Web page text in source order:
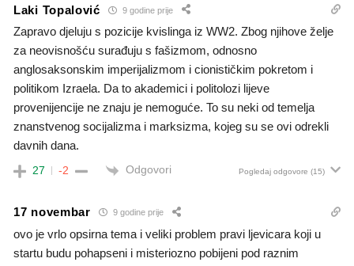
Laki Topalović 9 godine prije
Zapravo djeluju s pozicije kvislinga iz WW2. Zbog njihove želje
za neovisnošću surađuju s fašizmom, odnosno
anglosaksonskim imperijalizmom i cionističkim pokretom i
politikom Izraela. Da to akademici i politolozi lijeve
provenijencije ne znaju je nemoguće. To su neki od temelja
znanstvenog socijalizma i marksizma, kojeg su se ovi odrekli
davnih dana.
27 -2 Odgovori Pogledaj odgovore (15)
17 novembar 9 godine prije
ovo je vrlo opsirna tema i veliki problem pravi ljevicara koji u
startu budu pohapseni i misteriozno pobijeni pod raznim